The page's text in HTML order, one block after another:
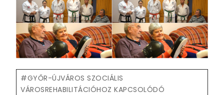
Post
Tags:
#GYŐR-ÚJVÁROS SZOCIÁLIS
VÁROSREHABILITÁCIÓHOZ KAPCSOLÓDÓ